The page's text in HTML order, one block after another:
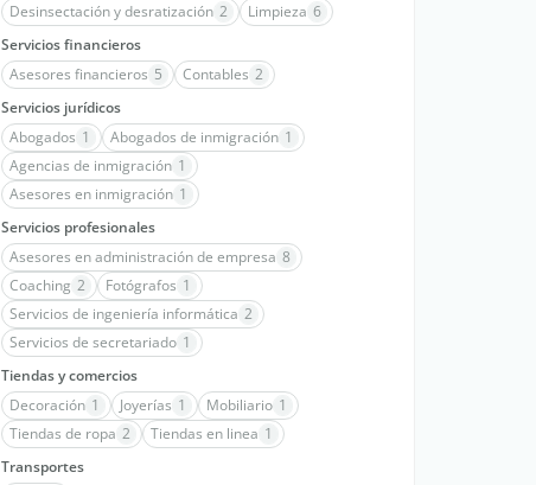
Desinsectación y desratización 2 Limpieza 6
Servicios financieros
Asesores financieros 5 Contables 2
Servicios jurídicos
Abogados 1 Abogados de inmigración 1
Agencias de inmigración 1
Asesores en inmigración 1
Servicios profesionales
Asesores en administración de empresa 8
Coaching 2 Fotógrafos 1
Servicios de ingeniería informática 2
Servicios de secretariado 1
Tiendas y comercios
Decoración 1 Joyerías 1 Mobiliario 1
Tiendas de ropa 2 Tiendas en linea 1
Transportes